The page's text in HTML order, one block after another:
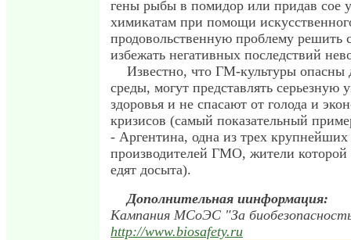
гены рыбы в помидор или придав сое
химикатам при помощи
продовольственную проблему решить
избежать негативных последствий
Известно, что ГМ-культуры
среды, могут представлять серьезную
здоровья и не спасают от голода и
кризисов (самый показательный
- Аргентина, одна из трех крупнейших
производителей ГМО, жители которой
едят досыта).
Дополнительная иинформация:
Кампания МСоЭС "За
http://www.biosafety.ru